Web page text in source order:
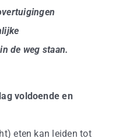
de weg staan.
voldoende en
eten kan leiden tot